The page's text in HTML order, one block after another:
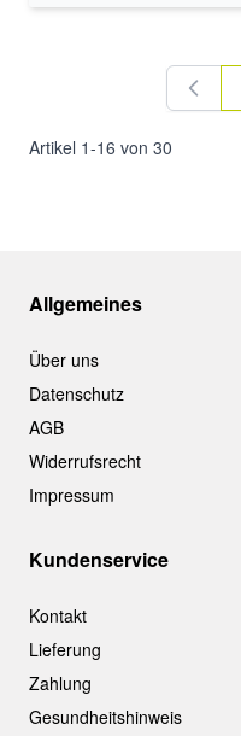
Artikel 1-16 von 30
Allgemeines
Über uns
Datenschutz
AGB
Widerrufsrecht
Impressum
Kundenservice
Kontakt
Lieferung
Zahlung
Gesundheitshinweis